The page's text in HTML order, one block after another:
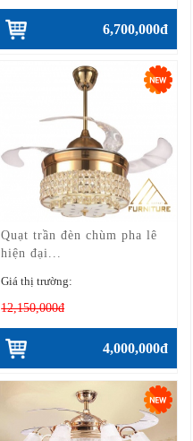
6,700,000đ
Quạt trần đèn chùm pha lê
hiện đại...
Giá thị trường:
12,150,000đ
4,000,000đ